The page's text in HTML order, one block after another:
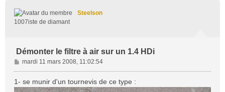
Steelson
1007iste de diamant
Démonter le filtre à air sur un 1.4 HDi
M
e
s
mardi 11 mars 2008, 11:02:54
1- se munir d'un tournevis de ce type :